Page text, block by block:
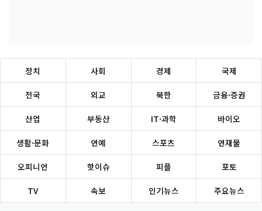
정치 사회 경제 국제
전국 외교 북한 금융·증권
산업 부동산 IT·과학 바이오
생활·문화 연예 스포츠 연재물
오피니언 핫이슈 피플 포토
TV 속보 인기뉴스 주요뉴스